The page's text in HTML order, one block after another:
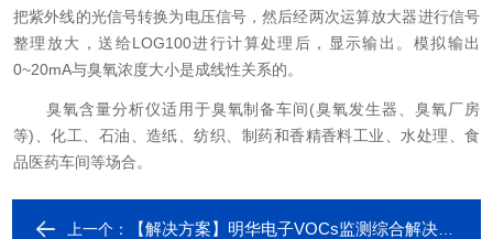
把紫外线的光信号转换为电压信号，然后经两次运算放大器进行信号
整理放大，送给LOG100进行计算处理后，显示输出。模拟输出
0~20mA与臭氧浓度大小是成线性关系的。
臭氧含量分析仪适用于臭氧制备车间(臭氧发生器、臭氧厂房
等)、化工、石油、造纸、纺织、制药和香精香料工业、水处理、食
品医药车间等场合。
上一个： 【解决方案】明华电子VOCs监测综合解决方案